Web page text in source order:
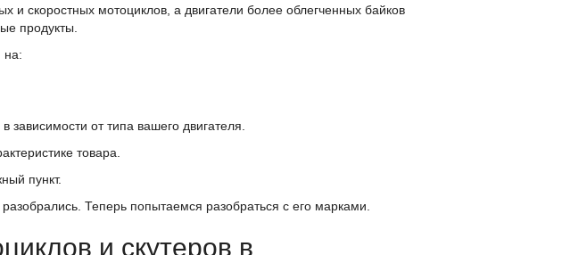
и скоростных мотоциклов, а двигатели более облегченных байков
продукты.
на:
от типа вашего двигателя.
товара.
пункт.
Теперь попытаемся разобраться с его марками.
и скутеров в